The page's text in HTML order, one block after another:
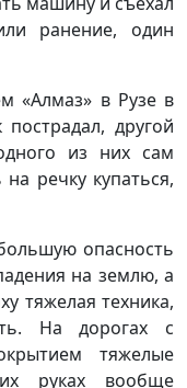
ранение, один
«Алмаз» в Рузе в
другой
из них сам
речку купаться,
опасность
на землю, а
тяжелая техника,
На дорогах с
тяжелые
руках вообще